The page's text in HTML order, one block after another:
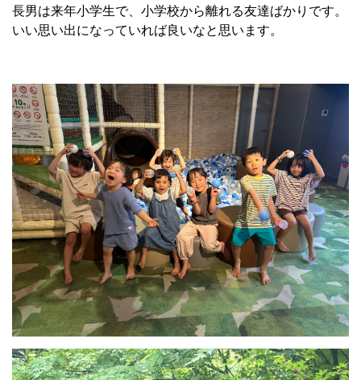
長男は来年小学生で、小学校から離れる友達ばかりです。
いい思い出になっていれば良いなと思います。